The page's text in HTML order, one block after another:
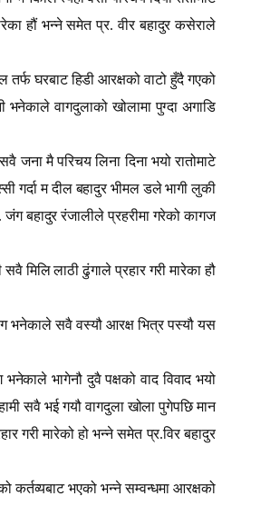
हौं भन्ने समेत प्र. वीर बहादुर कसेराले
घरबाट हिडी आरक्षको वाटो हुँदै गएको
वागदुलाको खोलामा पुग्दा अगाडि
मै परिचय लिना दिना भयो रातोमाटे
गर्दा म दील बहादुर भीमल डले भागी लुकी
बहादुर रंजालीले प्रहरीमा गरेको कागज
मिलि लाठी ढुंगाले प्रहार गरी मारेका हौ
भनेकाले सवै वस्यौ आरक्ष भित्र पस्यौ यस
भागेनौ दुवै पक्षको वाद विवाद भयो
सवै भई गयौ वागदुला खोला पुगेपछि मान
गरी मारेको हो भन्ने समेत प्र.विर बहादुर
कर्तव्यबाट भएको भन्ने सम्वन्धमा आरक्षको